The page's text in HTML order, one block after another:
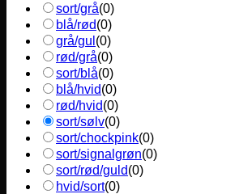
sort/grå(0)
blå/rød(0)
grå/gul (0)
rød/grå(0)
sort/blå(0)
blå/hvid(0)
rød/hvid(0)
sort/sølv(0)
sort/chockpink(0)
sort/signalgrøn(0)
sort/rød/guld(0)
hvid/sort(0)